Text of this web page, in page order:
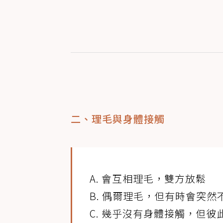
二、理毛與身體接觸
A. 會互相理毛，雙方放鬆
B. 偶爾理毛，但有時會突然
C. 幾乎沒有身體接觸，但彼